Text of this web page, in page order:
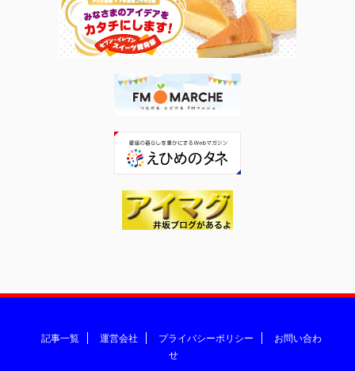
記事一覧 運営会社 プライバシーポリシー
お問い合わ
せ